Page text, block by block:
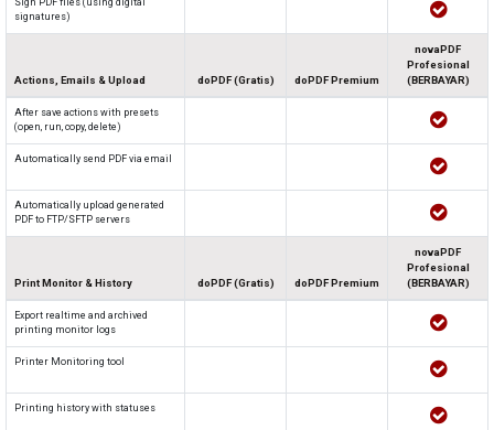
Sign PDF files (using digital
signatures)
Actions, Emails & Upload doPDF (Gratis) doPDF Premium
novaPDF
Profesional
(BERBAYAR)
After save actions with presets
(open, run, copy, delete)
Automatically send PDF via email
Automatically upload generated
PDF to FTP/SFTP servers
Print Monitor & History doPDF (Gratis) doPDF Premium
novaPDF
Profesional
(BERBAYAR)
Export realtime and archived
printing monitor logs
Printer Monitoring tool
Printing history with statuses